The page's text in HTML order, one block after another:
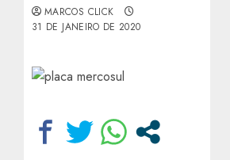
MARCOS CLICK
31 DE JANEIRO DE 2020